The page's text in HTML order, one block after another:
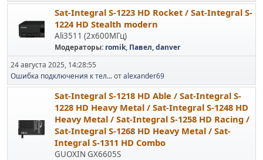
Sat-Integral S-1223 HD Rocket / Sat-Integral S-
1224 HD Stealth modern
Ali3511 (2x600МГц)
Модераторы: romik, Павел,danver
24 августа 2025, 14:28:55
Ошибка подключения к тел...отalexander69
Sat-Integral S-1218 HD Able / Sat-Integral S-
1228 HD Heavy Metal / Sat-Integral S-1248 HD
Heavy Metal / Sat-Integral S-1258 HD Racing /
Sat-Integral S-1268 HD Heavy Metal / Sat-
Integral S-1311 HD Combo
GUOXIN GX6605S